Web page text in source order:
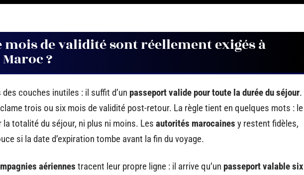
mois de validité sont réellement exigés à
?
des couches inutiles : il suffit d’un passeport valide pour toute la durée du séjour.
trois ou six mois de validité post-retour. La règle tient en quelques mots : le
totalité du séjour, ni plus ni moins. Les autorités marocaines y restent fidèles,
si la date d’expiration tombe avant la fin du voyage.
aériennes tracent leur propre ligne : il arrive qu’un passeport valable six